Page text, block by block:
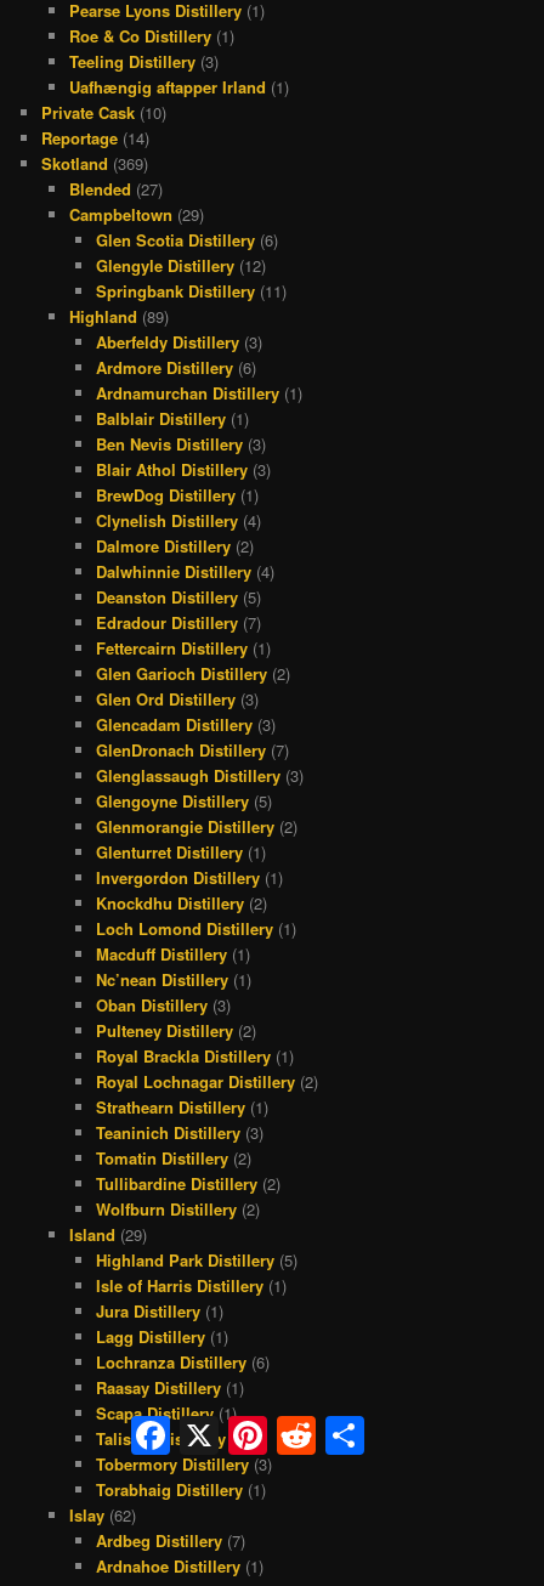
Pearse Lyons Distillery(1)
Roe & Co Distillery(1)
Teeling Distillery(3)
Uafhængig aftapper Irland (1)
Private Cask (10)
Reportage (14)
Skotland (369)
Blended (27)
Campbeltown (29)
Glen Scotia Distillery (6)
Glengyle Distillery (12)
Springbank Distillery (11)
Highland (89)
Aberfeldy Distillery (3)
Ardmore Distillery (6)
Ardnamurchan Distillery (1)
Balblair Distillery (1)
Ben Nevis Distillery (3)
Blair Athol Distillery (3)
BrewDog Distillery (1)
Clynelish Distillery (4)
Dalmore Distillery (2)
Dalwhinnie Distillery (4)
Deanston Distillery (5)
Edradour Distillery (7)
Fettercairn Distillery (1)
Glen Garioch Distillery (2)
Glen Ord Distillery (3)
Glencadam Distillery (3)
GlenDronach Distillery (7)
Glenglassaugh Distillery (3)
Glengoyne Distillery (5)
Glenmorangie Distillery (2)
Glenturret Distillery (1)
Invergordon Distillery (1)
Knockdhu Distillery (2)
Loch Lomond Distillery (1)
Macduff Distillery (1)
Nc’nean Distillery (1)
Oban Distillery (3)
Pulteney Distillery (2)
Royal Brackla Distillery (1)
Royal Lochnagar Distillery (2)
Strathearn Distillery (1)
Teaninich Distillery (3)
Tomatin Distillery (2)
Tullibardine Distillery (2)
Wolfburn Distillery (2)
Island (29)
Highland Park Distillery (5)
Isle of Harris Distillery (1)
Jura Distillery (1)
Lagg Distillery (1)
Lochranza Distillery (6)
Raasay Distillery (1)
Scapa Distillery (1)
Talisker Distillery (9)
Tobermory Distillery (3)
Torabhaig Distillery (1)
Islay(62)
Ardbeg Distillery (7)
Ardnahoe Distillery (1)
Facebook
X PinterestReddit